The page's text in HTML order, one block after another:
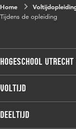
Home
Tijdens de opleiding
Hogeschool Utrecht
Voltijdopleidingen
Onderzoek
Voltijd
Associate degree
Deeltijd